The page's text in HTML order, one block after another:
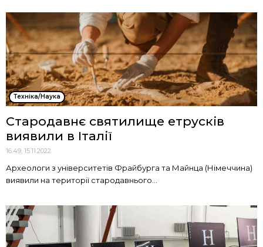
Техніка/Наука
Стародавнє святилище етрусків
виявили в Італії
16:49, 15.11.2022
Археологи з університетів Фрайбурга та Майнца (Німеччина)
виявили на території стародавнього...